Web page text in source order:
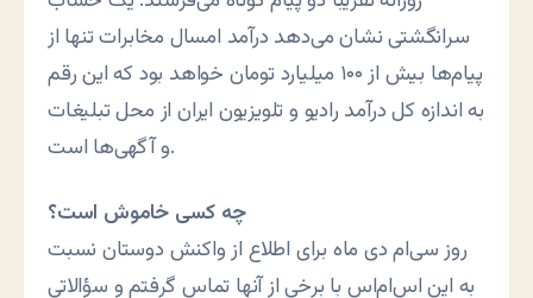
سرانگشتی نشان می‌دهد درآمد امسال مخابرات تنها از
پیام‌ها بیش از ۱۰۰ میلیارد تومان خواهد بود که این رقم
به اندازه کل درآمد رادیو و تلویزیون ایران از محل تبلیغات
و آگهی‌ها است.
چه کسی خاموش است؟
روز سی‌ام دی ماه برای اطلاع از واکنش دوستان نسبت
به این اس‌ام‌اس با برخی از آنها تماس گرفتم و سؤالاتی